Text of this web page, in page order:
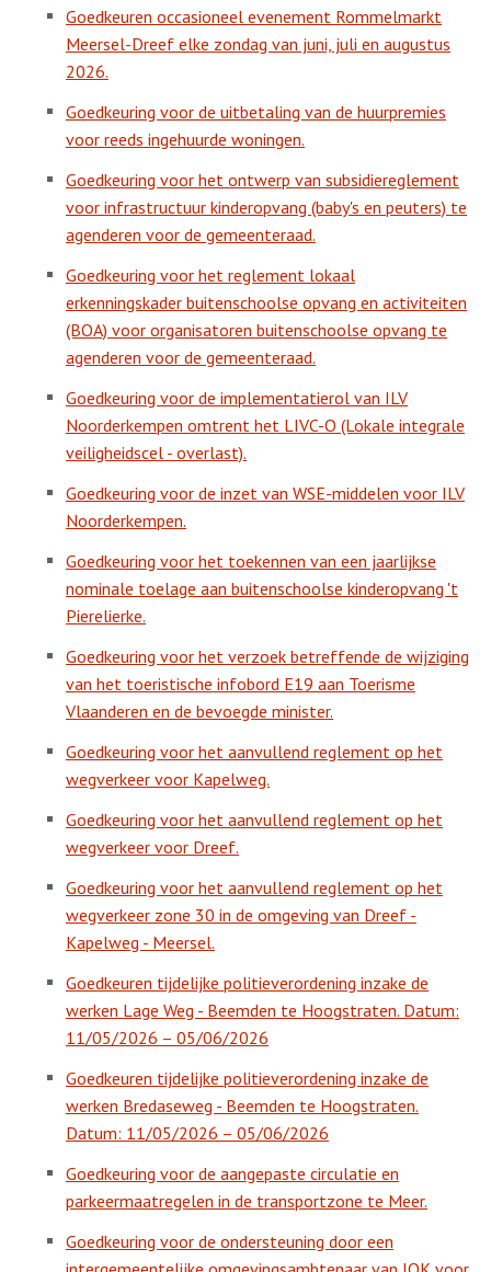
Goedkeuren occasioneel evenement Rommelmarkt
Meersel-Dreef elke zondag van juni, juli en augustus
2026.
Goedkeuring voor de uitbetaling van de huurpremies
voor reeds ingehuurde woningen.
Goedkeuring voor het ontwerp van subsidiereglement
voor infrastructuur kinderopvang (baby's en peuters) te
agenderen voor de gemeenteraad.
Goedkeuring voor het reglement lokaal
erkenningskader buitenschoolse opvang en activiteiten
(BOA) voor organisatoren buitenschoolse opvang te
agenderen voor de gemeenteraad.
Goedkeuring voor de implementatierol van ILV
Noorderkempen omtrent het LIVC-O (Lokale integrale
veiligheidscel - overlast).
Goedkeuring voor de inzet van WSE-middelen voor ILV
Noorderkempen.
Goedkeuring voor het toekennen van een jaarlijkse
nominale toelage aan buitenschoolse kinderopvang 't
Pierelierke.
Goedkeuring voor het verzoek betreffende de wijziging
van het toeristische infobord E19 aan Toerisme
Vlaanderen en de bevoegde minister.
Goedkeuring voor het aanvullend reglement op het
wegverkeer voor Kapelweg.
Goedkeuring voor het aanvullend reglement op het
wegverkeer voor Dreef.
Goedkeuring voor het aanvullend reglement op het
wegverkeer zone 30 in de omgeving van Dreef -
Kapelweg - Meersel.
Goedkeuren tijdelijke politieverordening inzake de
werken Lage Weg - Beemden te Hoogstraten. Datum:
11/05/2026 – 05/06/2026
Goedkeuren tijdelijke politieverordening inzake de
werken Bredaseweg - Beemden te Hoogstraten.
Datum: 11/05/2026 – 05/06/2026
Goedkeuring voor de aangepaste circulatie en
parkeermaatregelen in de transportzone te Meer.
Goedkeuring voor de ondersteuning door een